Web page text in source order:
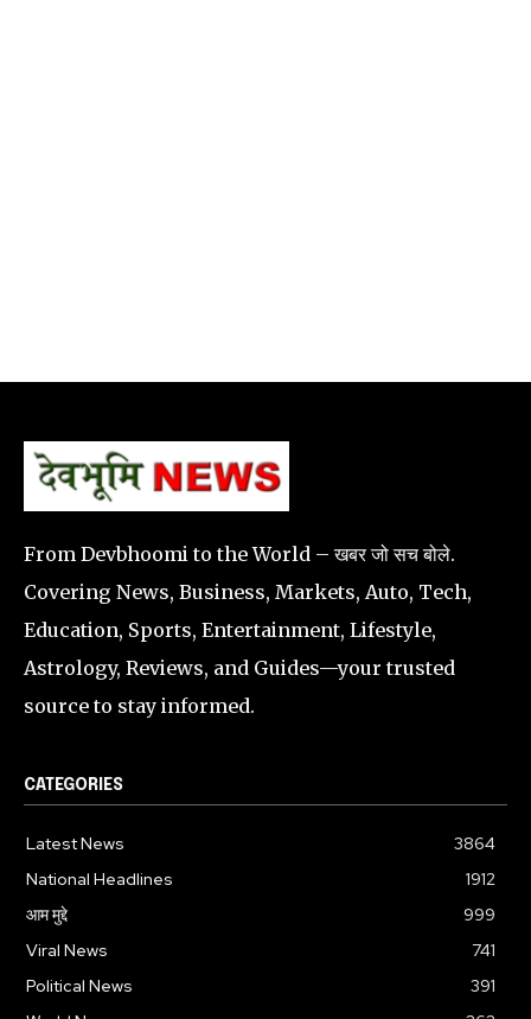
From Devbhoomi to the World – खबर जो सच बोले.
Covering News, Business, Markets, Auto, Tech,
Education, Sports, Entertainment, Lifestyle,
Astrology, Reviews, and Guides—your trusted
source to stay informed.
CATEGORIES
Latest News
3864
National Headlines
1912
आम मुद्दे
999
Viral News
741
Political News
391